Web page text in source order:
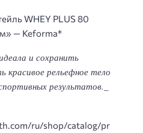
WHEY PLUS 80
— Keforma*
и сохранить
красивое рельефное тело
результатов._
ru/shop/catalog/pr